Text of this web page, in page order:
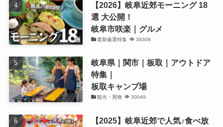
【2026】岐阜近郊モーニング 18
選 大公開！
岐阜市咲楽｜グルメ
最新厳選特集 39308
岐阜県｜関市｜板取｜アウトドア
特集｜
板取キャンプ場
観光・買物 30049
【2025】岐阜近郊で人気♪食べ放